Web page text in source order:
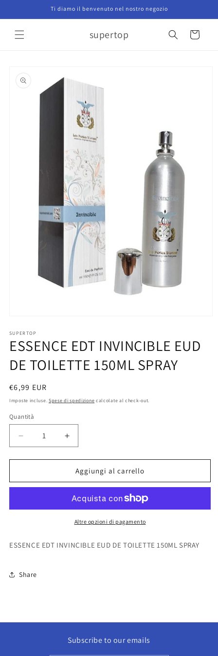
direttamente
ai contenuti
Ti diamo il benvenuto nel nostro negozio
supertop Carrello
informazioni
sul prodotto
multimediali
1
in
modale
SUPERTOP
ESSENCE EDT INVINCIBLE EUD
DE TOILETTE 150ML SPRAY
Prezzo
di
€6,99 EUR
Imposte incluse. Spese di spedizione calcolate al check-out.
Quantità
Diminuisci
quantità
per
EDT
DE
SPRAY
Aumenta
quantità
per
ESSENCE
EDT
EUD
DE
TOILETTE
SPRAY
Aggiungi al carrello
Altre opzioni di pagamento
ESSENCE EDT INVINCIBLE EUD DE TOILETTE 150ML SPRAY
Share
Subscribe to our emails